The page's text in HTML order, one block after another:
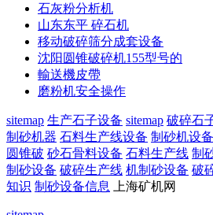
石灰粉分析机
山东东平 碎石机
移动破碎筛分成套设备
沈阳圆锥破碎机155型号的
輸送機皮帶
磨粉机安全操作
sitemap 生产石子设备 sitemap 破碎石
制砂机器 石料生产线设备 制砂机设备
圆锥破 砂石骨料设备 石料生产线 制
制砂设备 破碎生产线 机制砂设备 破
知识 制砂设备信息 上海矿机网